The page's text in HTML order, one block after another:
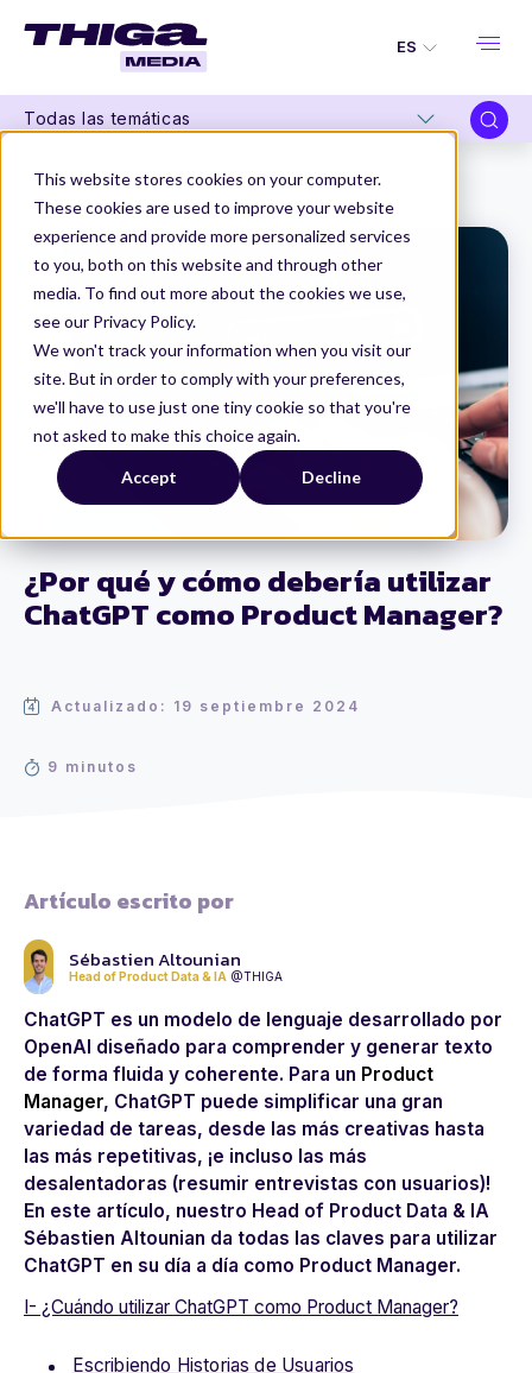
This website stores cookies on your computer.
These cookies are used to improve your website
experience and provide more personalized services
to you, both on this website and through other
media. To find out more about the cookies we use,
see our Privacy Policy.
We won't track your information when you visit our
site. But in order to comply with your preferences,
we'll have to use just one tiny cookie so that you're
not asked to make this choice again.
Accept Decline
ES
Todas las temáticas
¿Por qué y cómo debería utilizar
ChatGPT como Product Manager?
Actualizado: 19 septiembre 2024
9 minutos
Thiga Media
Product Management
Artículo escrito por
Sébastien Altounian
Head of Product Data & IA @THIGA
ChatGPT es un modelo de lenguaje desarrollado por
OpenAI diseñado para comprender y generar texto
de forma fluida y coherente. Para un Product
Manager, ChatGPT puede simplificar una gran
variedad de tareas, desde las más creativas hasta
las más repetitivas, ¡e incluso las más
desalentadoras (resumir entrevistas con usuarios)!
En este artículo, nuestro Head of Product Data & IA
Sébastien Altounian da todas las claves para utilizar
ChatGPT en su día a día como Product Manager.
I- ¿Cuándo utilizar ChatGPT como Product Manager?
Escribiendo Historias de Usuarios